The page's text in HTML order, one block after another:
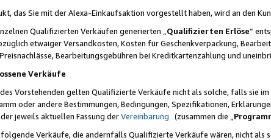
das Sie mit der Alexa-Einkaufsaktion vorgestellt haben, wird an den
Qualifizierten Verkäufen generierten „ Qualifizierten Erlöse“
etwaiger Versandkosten, Kosten für Geschenkverpackung,
Bearbeitungsgebühren bei Kreditkartenzahlung und
Verkäufe
Vorstehenden gelten Qualifizierte Verkäufe nicht als solche, falls sie
oder andere Bestimmungen, Bedingungen, Spezifikationen,
jeweils aktuellen Fassung derVereinbarung (zusammen die „
Verkäufe, die andernfalls Qualifizierte Verkäufe wären, nicht als